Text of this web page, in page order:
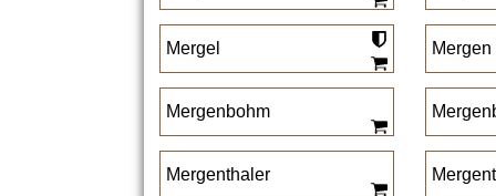
Mergel Mergen
Mergenbohm
Mergenthaler